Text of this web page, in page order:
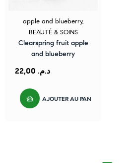
apple and blueberry,
BEAUTÉ & SOINS
Clearspring fruit apple
and blueberry
د.م.
AJOUTER AU PANIER